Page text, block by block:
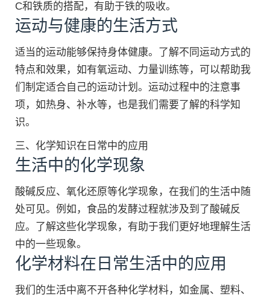
C和铁质的搭配，有助于铁的吸收。
运动与健康的生活方式
适当的运动能够保持身体健康。了解不同运动方式的
特点和效果，如有氧运动、力量训练等，可以帮助我
们制定适合自己的运动计划。运动过程中的注意事
项，如热身、补水等，也是我们需要了解的科学知
识。
三、化学知识在日常中的应用
生活中的化学现象
酸碱反应、氧化还原等化学现象，在我们的生活中随
处可见。例如，食品的发酵过程就涉及到了酸碱反
应。了解这些化学现象，有助于我们更好地理解生活
中的一些现象。
化学材料在日常生活中的应用
我们的生活中离不开各种化学材料，如金属、塑料、